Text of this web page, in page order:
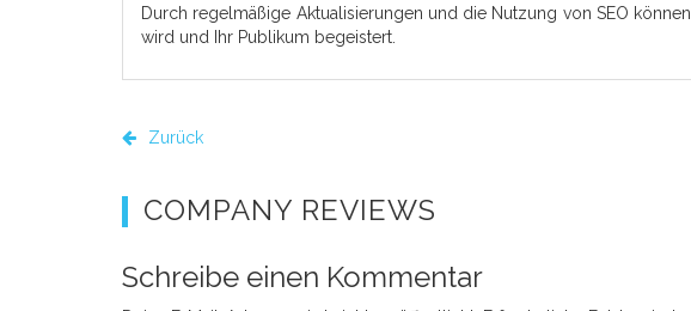
Durch regelmäßige Aktualisierungen und die Nutzung von SEO
wird und Ihr Publikum begeistert.
Zurück
COMPANY REVIEWS
Schreibe einen Kommentar